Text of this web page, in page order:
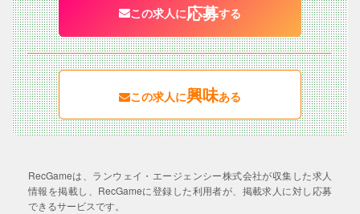
この求人に応募する
この求人に興味ある
RecGameは、ランウェイ・エージェンシー株式会社が収集した求人
情報を掲載し、RecGameに登録した利用者が、掲載求人に対し応募
できるサービスです。